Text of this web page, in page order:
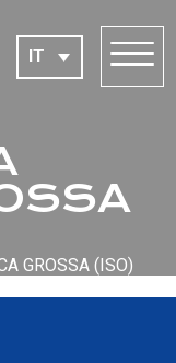
IT
GROSSA (ISO)